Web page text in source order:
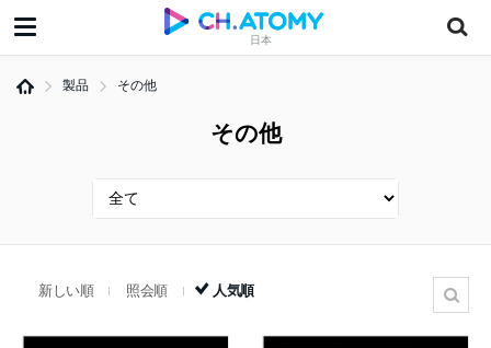
日本
製品 その他
その他
新しい順 照会順 人気順